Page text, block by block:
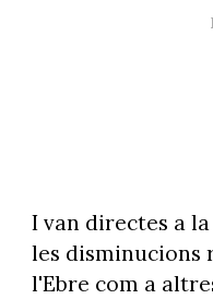
I van directes a
les disminucions
l'Ebre com a